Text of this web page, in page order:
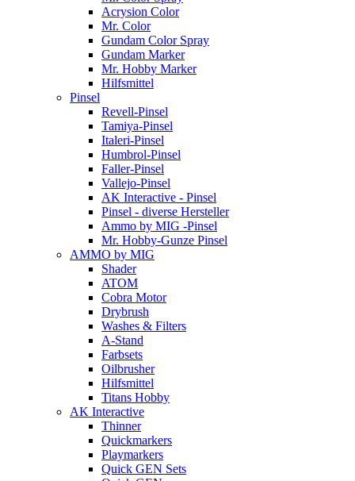
Acrysion Color
Mr. Color
Gundam Color Spray
Gundam Marker
Mr. Hobby Marker
Hilfsmittel
Pinsel
Revell-Pinsel
Tamiya-Pinsel
Italeri-Pinsel
Humbrol-Pinsel
Faller-Pinsel
Vallejo-Pinsel
AK Interactive - Pinsel
Pinsel - diverse Hersteller
Ammo by MIG -Pinsel
Mr. Hobby-Gunze Pinsel
AMMO by MIG
Shader
ATOM
Cobra Motor
Drybrush
Washes & Filters
A-Stand
Farbsets
Oilbrusher
Hilfsmittel
Titans Hobby
AK Interactive
Thinner
Quickmarkers
Playmarkers
Quick GEN Sets